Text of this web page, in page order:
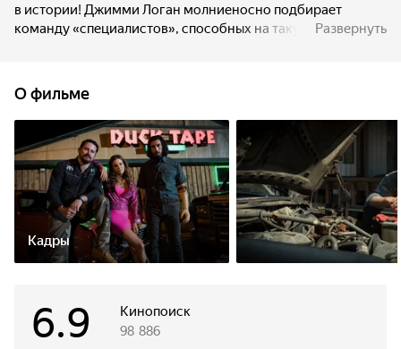
в истории! Джимми Логан молниеносно подбирает
команду «специалистов», способных на такую аферу, и
Развернуть
О фильме
Кадры
Кинопоиск
6.9 98 886